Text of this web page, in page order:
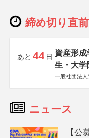
締め切り直
あと 44 日 資産形成
生・大学
一般社団法人
ニュース
【公